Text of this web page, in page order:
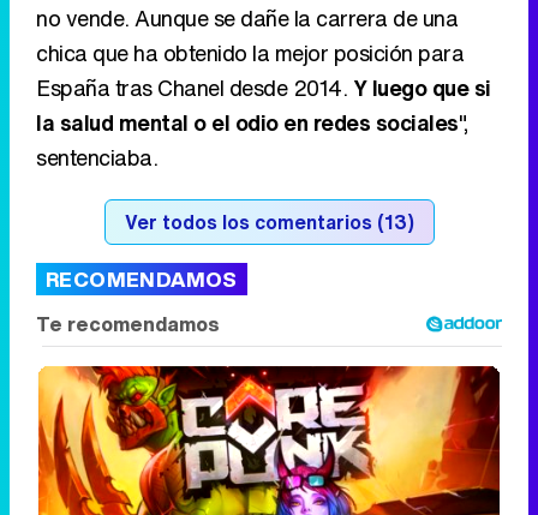
no vende. Aunque se dañe la carrera de una
chica que ha obtenido la mejor posición para
España tras Chanel desde 2014. Y luego que si
la salud mental o el odio en redes sociales",
sentenciaba.
Ver todos los comentarios (13)
RECOMENDAMOS